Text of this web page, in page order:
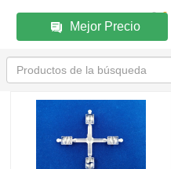
Mejor Precio